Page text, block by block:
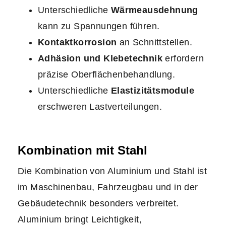
Unterschiedliche Wärmeausdehnung
kann zu Spannungen führen.
Kontaktkorrosion an Schnittstellen.
Adhäsion und Klebetechnik erfordern
präzise Oberflächenbehandlung.
Unterschiedliche Elastizitätsmodule
erschweren Lastverteilungen.
Kombination mit Stahl
Die Kombination von Aluminium und Stahl ist
im Maschinenbau, Fahrzeugbau und in der
Gebäudetechnik besonders verbreitet.
Aluminium bringt Leichtigkeit,